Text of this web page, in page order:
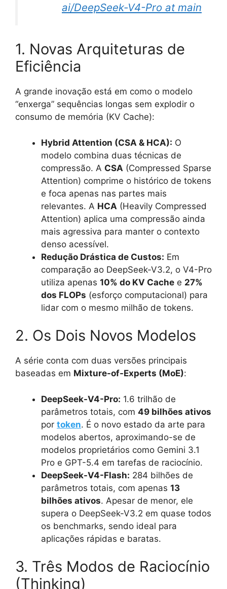
ai/DeepSeek-V4-Pro at main
1. Novas Arquiteturas de
Eficiência
A grande inovação está em como o modelo
“enxerga” sequências longas sem explodir o
consumo de memória (KV Cache):
Hybrid Attention (CSA & HCA): O
modelo combina duas técnicas de
compressão. A CSA (Compressed Sparse
Attention) comprime o histórico de tokens
e foca apenas nas partes mais
relevantes. A HCA (Heavily Compressed
Attention) aplica uma compressão ainda
mais agressiva para manter o contexto
denso acessível.
Redução Drástica de Custos: Em
comparação ao DeepSeek-V3.2, o V4-Pro
utiliza apenas 10% do KV Cache e 27%
dos FLOPs (esforço computacional) para
lidar com o mesmo milhão de tokens.
2. Os Dois Novos Modelos
A série conta com duas versões principais
baseadas em Mixture-of-Experts (MoE):
DeepSeek-V4-Pro: 1.6 trilhão de
parâmetros totais, com 49 bilhões ativos
por token. É o novo estado da arte para
modelos abertos, aproximando-se de
modelos proprietários como Gemini 3.1
Pro e GPT-5.4 em tarefas de raciocínio.
DeepSeek-V4-Flash: 284 bilhões de
parâmetros totais, com apenas 13
bilhões ativos. Apesar de menor, ele
supera o DeepSeek-V3.2 em quase todos
os benchmarks, sendo ideal para
aplicações rápidas e baratas.
3. Três Modos de Raciocínio
(Thinking)